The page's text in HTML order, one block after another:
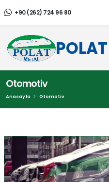
+90 (262) 724 96 80
Otomotiv
Anasayfa Otomotiv